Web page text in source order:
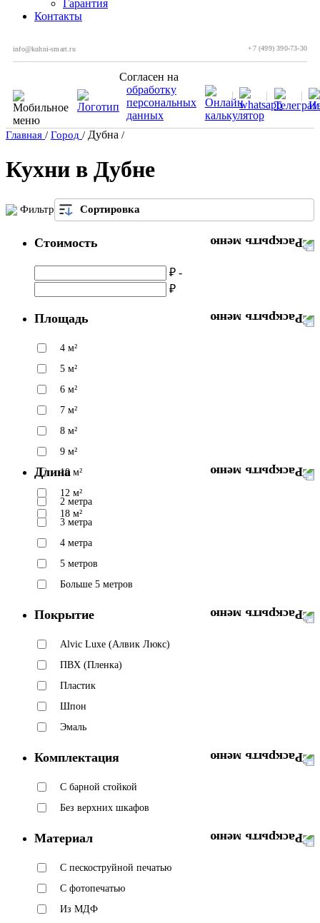
Гарантия
Контакты
info@kuhni-smart.ru +7 (499) 390-73-30
Согласен на
обработку
персональных
данных
Главная / Город / Дубна /
Кухни в Дубне
Фильтр Сортировка
Стоимость
₽ -
₽
Площадь
4 м²
5 м²
6 м²
7 м²
8 м²
9 м²
10 м²
12 м²
18 м²
Длина
2 метра
3 метра
4 метра
5 метров
Больше 5 метров
Покрытие
Alvic Luxe (Алвик Люкс)
ПВХ (Пленка)
Пластик
Шпон
Эмаль
Комплектация
C барной стойкой
Без верхних шкафов
Материал
C пескоструйной печатью
C фотопечатью
Из МДФ